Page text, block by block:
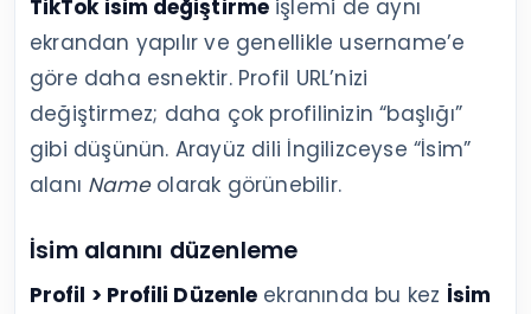
TikTok isim değiştirmeişlemi de aynı
ekrandan yapılır ve genellikle username’e
göre daha esnektir. Profil URL’nizi
değiştirmez; daha çok profilinizin “başlığı”
gibi düşünün. Arayüz dili İngilizceyse “İsim”
alanı Nameolarak görünebilir.
İsim alanını düzenleme
Profil > Profili Düzenle ekranında bu kez İsim